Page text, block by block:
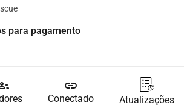
para pagamento
link
Conectado Atualizações